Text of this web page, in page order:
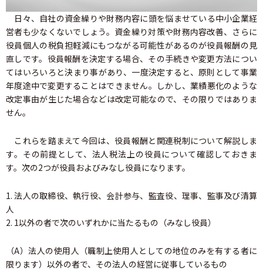
日々、自社の資金繰りや財務内容に頭を悩ませている中小企業経
営者も少なくないでしょう。資金繰り対策や財務内容改善、さらに
役員個人の税負担軽減にもつながる可能性があるのが役員報酬の見
直しです。役員報酬を決定する場合、その手続きや変更方法につい
てはいろいろと決まり事があり、一度決定すると、原則として事業
年度途中で変更することはできません。しかし、業績悪化のような
改定事由が生じた場合などは改定可能なので、その限りではありま
せん。
これらを踏まえて今回は、役員報酬と関連税制について解説しま
す。その前提として、法人税法上の役員について確認しておきま
す。次の2つが役員およびみなし役員になります。
1. 法人の取締役、執行役、会計参与、監査役、理事、監事及び清算
人
2. 1以外の者で次のいずれかに当たるもの（みなし役員）
（A）法人の使用人（職制上使用人としての地位のみを有する者に
限ります）以外の者で、その法人の経営に従事しているもの